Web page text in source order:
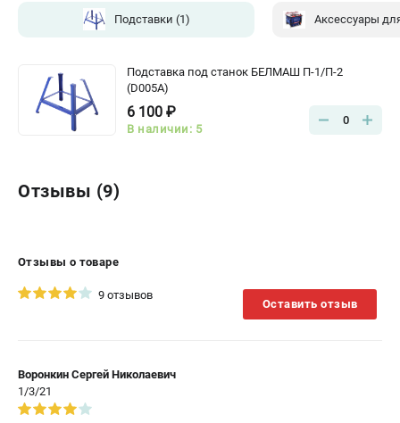
Подставки (1) Аксессуары
Подставка под станок БЕЛМАШ П-1/П-2
(D005A)
6 100 ₽
В наличии: 5
0
Отзывы (9)
Отзывы о товаре
9 отзывов
Оставить отзыв
Воронкин Сергей Николаевич
1/3/21